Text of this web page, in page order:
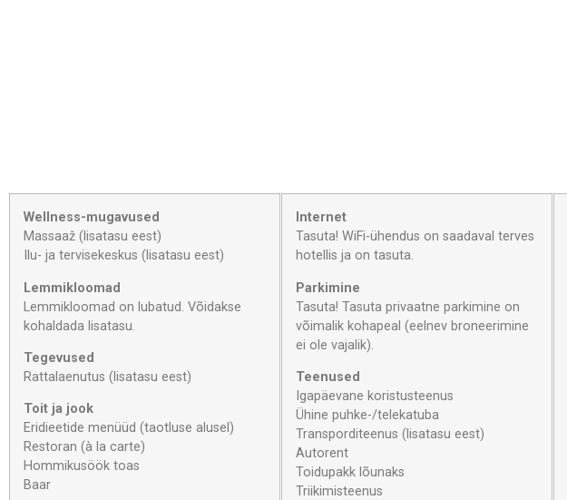
Wellness-mugavused
Massaaž (lisatasu eest)
Ilu- ja tervisekeskus (lisatasu eest)
Lemmikloomad
Lemmikloomad on lubatud. Võidakse
kohaldada lisatasu.
Tegevused
Rattalaenutus (lisatasu eest)
Toit ja jook
Eridieetide menüüd (taotluse alusel)
Restoran (à la carte)
Hommikusöök toas
Baar
Internet
Tasuta! WiFi-ühendus on saadaval terves
hotellis ja on tasuta.
Parkimine
Tasuta! Tasuta privaatne parkimine on
võimalik kohapeal (eelnev broneerimine
ei ole vajalik).
Teenused
Igapäevane koristusteenus
Ühine puhke-/telekatuba
Transporditeenus (lisatasu eest)
Autorent
Toidupakk lõunaks
Triikimisteenus